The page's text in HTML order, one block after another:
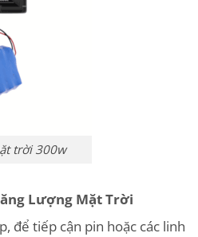
trời 300w
Lượng Mặt Trời
để tiếp cận pin hoặc các linh